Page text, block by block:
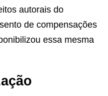
autorais do
de compensações
essa mesma